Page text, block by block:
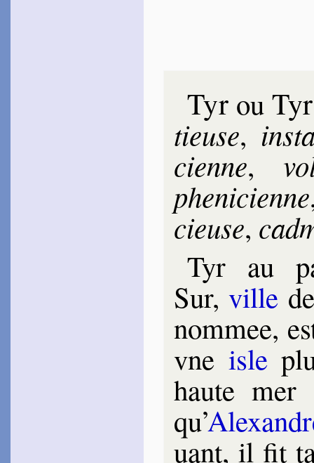
Tyr ou
tieuse,
cienne,
phe­ni­cienne
cieuse,
Tyr au
Sur,ville
nom­mee,
vne isle
haute
qu’
uant, il fit